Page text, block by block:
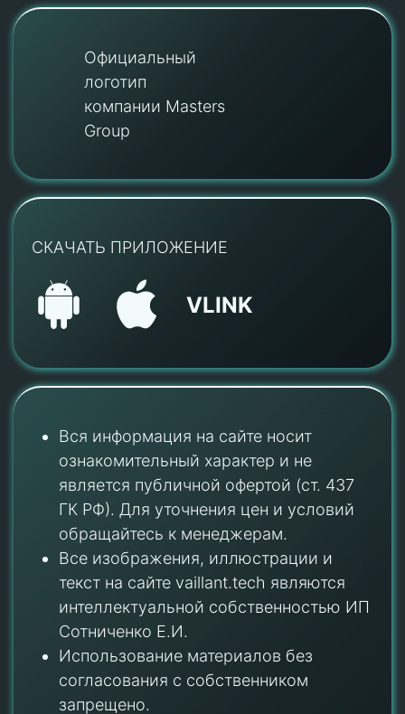
Официальный
логотип
компании Masters
Group
СКАЧАТЬ ПРИЛОЖЕНИЕ
VLINK
Вся информация на сайте носит
ознакомительный характер и не
является публичной офертой (ст. 437
ГК РФ). Для уточнения цен и условий
обращайтесь к менеджерам.
Все изображения, иллюстрации и
текст на сайте vaillant.tech являются
интеллектуальной собственностью ИП
Сотниченко Е.И.
Использование материалов без
согласования с собственником
запрещено.